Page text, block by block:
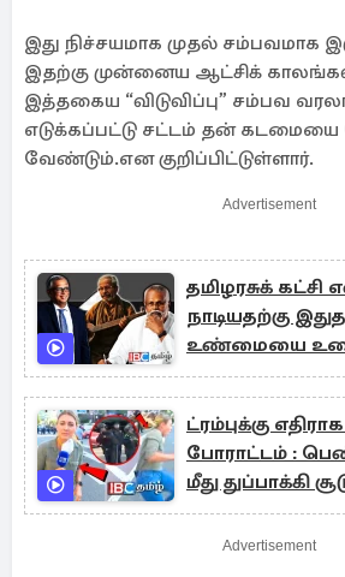
இது நிச்சயமாக முதல் சம்பவமாக
இதற்கு முன்னைய ஆட்சிக்
இத்தகைய “விடுவிப்பு” சம்பவ
எடுக்கப்பட்டு சட்டம் தன்
வேண்டும்.என குறிப்பிட்டுள்ளார்.
Advertisement
தமிழரசுக்
நாடியதற்கு
உண்மையை
ட்ரம்புக்கு
போராட்டம் :
மீது துப்பாக்கி
Advertisement